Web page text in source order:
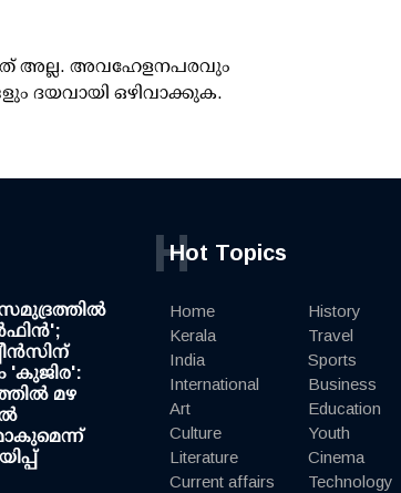
അല്ല. അവഹേളനപരവും
ദയവായി ഒഴിവാക്കുക.
'കുജിര':
മഴ
Hot Topics
H
Home
Kerala
India
International
Art
Culture
Literature
Current affairs
History
Travel
Sports
Business
Education
Youth
Cinema
Technology